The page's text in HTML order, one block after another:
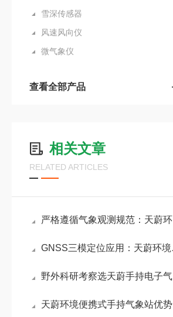
雪深传感器
风速风向仪
微气象仪
查看全部产品
相关文章
RELATED ARTICLES
严格遵循气象观测规范：天蔚环境电子气象仪以无机械磨损设计保障数据稳定
GNSS三模定位应用：天蔚环境手持气象仪实现气象数据与地理位置精准绑定
野外科研考察选天蔚手持电子气象仪 ：轻量化长续航满足移动气象观测需求
天蔚环境便携式手持气象站优势：具备数据存储功能，可记录多组测量信息